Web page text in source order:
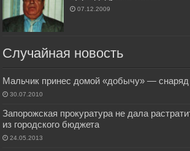
07.12.2009
Случайная новость
Мальчик принес домой «добычу» —
30.07.2010
Запорожская прокуратура не дала
из городского бюджета
24.05.2013